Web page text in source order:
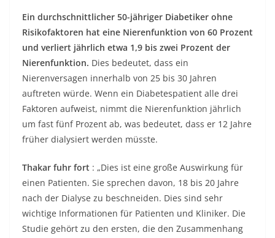
Ein durchschnittlicher 50-jähriger Diabetiker ohne
Risikofaktoren hat eine Nierenfunktion von 60 Prozent
und verliert jährlich etwa 1,9 bis zwei Prozent der
Nierenfunktion. Dies bedeutet, dass ein
Nierenversagen innerhalb von 25 bis 30 Jahren
auftreten würde. Wenn ein Diabetespatient alle drei
Faktoren aufweist, nimmt die Nierenfunktion jährlich
um fast fünf Prozent ab, was bedeutet, dass er 12 Jahre
früher dialysiert werden müsste.
Thakar fuhr fort : „Dies ist eine große Auswirkung für
einen Patienten. Sie sprechen davon, 18 bis 20 Jahre
nach der Dialyse zu beschneiden. Dies sind sehr
wichtige Informationen für Patienten und Kliniker. Die
Studie gehört zu den ersten, die den Zusammenhang